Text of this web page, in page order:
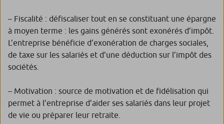
– Fiscalité : défiscaliser tout en se constituant une épargne
à moyen terme : les gains générés sont exonérés d’impôt.
L’entreprise bénéficie d’exonération de charges sociales,
de taxe sur les salariés et d’une déduction sur l’impôt des
sociétés.
– Motivation : source de motivation et de fidélisation qui
permet à l’entreprise d’aider ses salariés dans leur projet
de vie ou préparer leur retraite.